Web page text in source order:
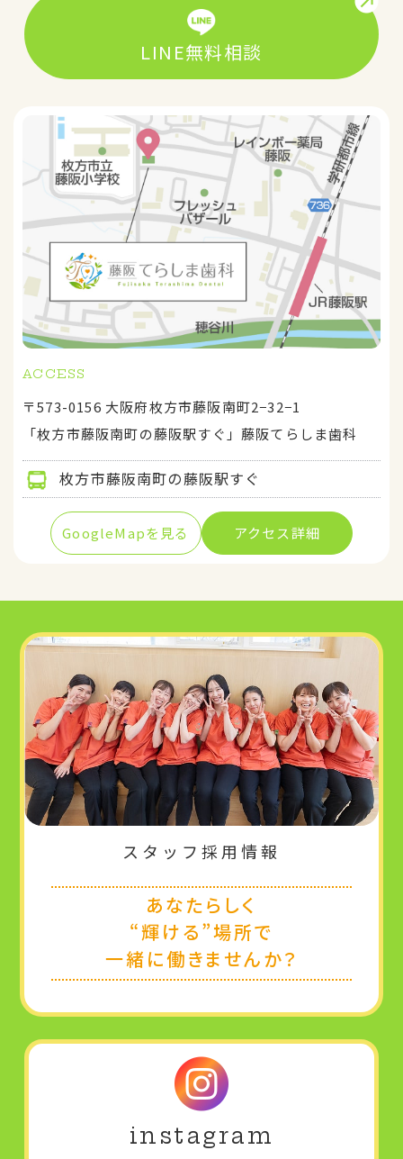
LINE無料相談
ACCESS
〒573-0156 大阪府枚方市藤阪南町2−32−1
「枚方市藤阪南町の藤阪駅すぐ」藤阪てらしま歯科
枚方市藤阪南町の藤阪駅すぐ
GoogleMapを見る アクセス詳細
スタッフ採用情報
あなたらしく
“輝ける”場所で
一緒に働きませんか？
instagram